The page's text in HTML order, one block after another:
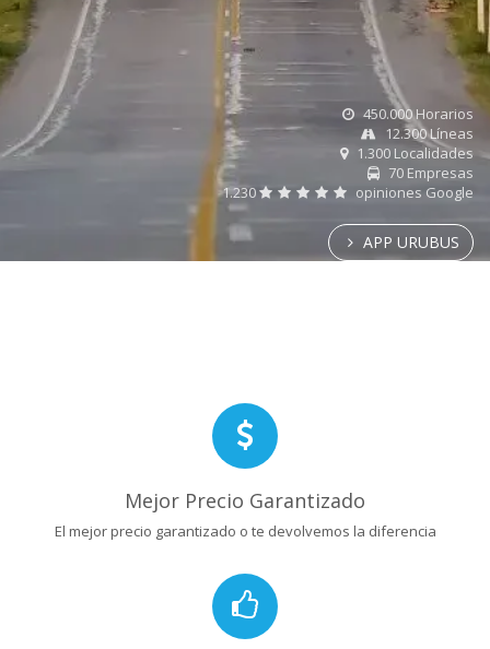
450.000 Horarios
12.300 Líneas
1.300 Localidades
70 Empresas
1.230
opiniones Google
APP URUBUS
Mejor Precio Garantizado
El mejor precio garantizado o te devolvemos la diferencia